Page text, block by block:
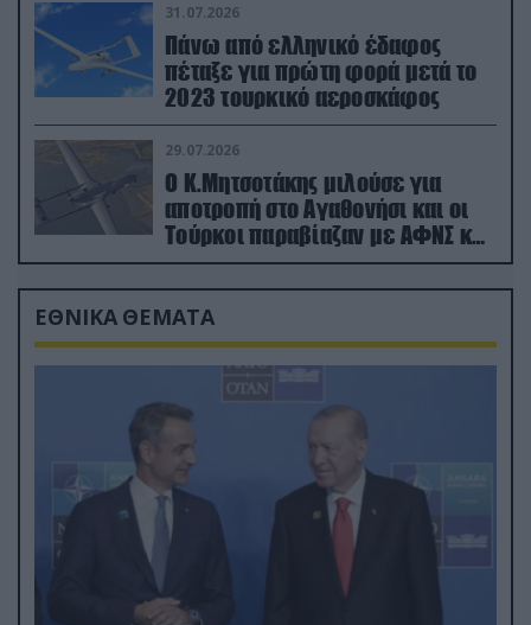
31.07.2026
Πάνω από ελληνικό έδαφος
πέταξε για πρώτη φορά μετά το
2023 τουρκικό αεροσκάφος
29.07.2026
Ο Κ.Μητσοτάκης μιλούσε για
αποτροπή στο Αγαθονήσι και οι
Τούρκοι παραβίαζαν με ΑΦΝΣ και
drone
ΕΘΝΙΚΑ ΘΕΜΑΤΑ